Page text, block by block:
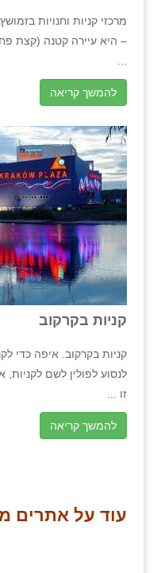
...
להמשך קריאה
קניות בקרקוב
קניות בקרקוב. איפה כדי
לנסוע לפולין לשם
זו ...
להמשך קריאה
עוד על אתרים